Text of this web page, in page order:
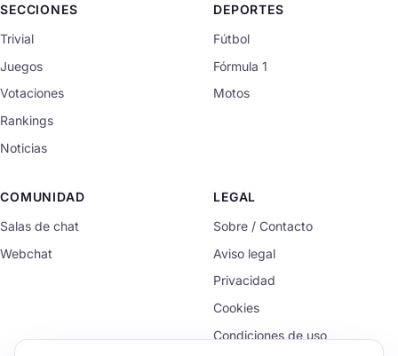
SECCIONES
Trivial
Juegos
Votaciones
Rankings
Noticias
DEPORTES
Fútbol
Fórmula 1
Motos
COMUNIDAD
Salas de chat
Webchat
LEGAL
Sobre / Contacto
Aviso legal
Privacidad
Cookies
Condiciones de uso